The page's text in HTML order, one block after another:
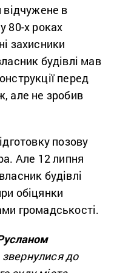
відчужене в
80-х роках
захисники
будівлі мав
перед
але не зробив
позову
Але 12 липня
будівлі
обіцянки
громадськості.
до